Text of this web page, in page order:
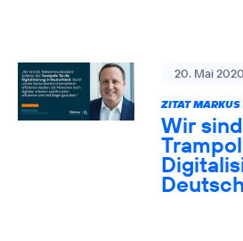
20. Mai 2020
ZITAT
Wir